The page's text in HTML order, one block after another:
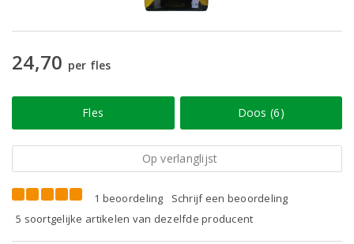
24,70 per fles
Fles Doos (6)
Op verlanglijst
1 beoordeling
Schrijf een beoordeling
5 soortgelijke artikelen van dezelfde producent